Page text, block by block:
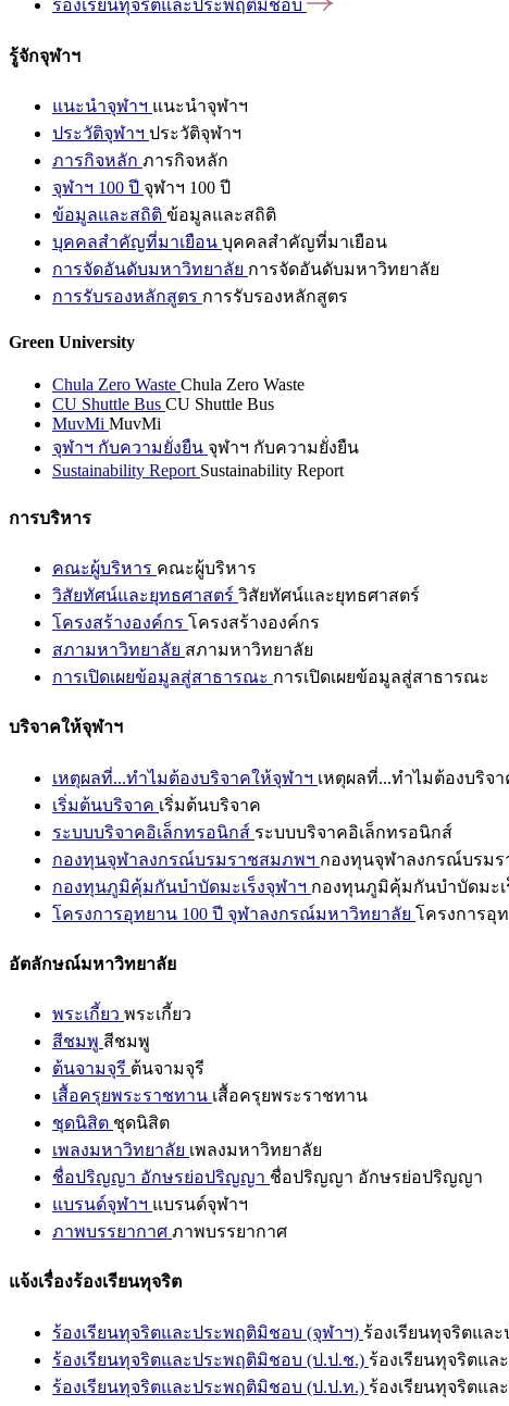
ร้องเรียนทุจริตและประพฤติมิชอบ
รู้จักจุฬาฯ
แนะนำจุฬาฯ แนะนำจุฬาฯ
ประวัติจุฬาฯ ประวัติจุฬาฯ
ภารกิจหลัก ภารกิจหลัก
จุฬาฯ 100 ปี จุฬาฯ 100 ปี
ข้อมูลและสถิติ ข้อมูลและสถิติ
บุคคลสำคัญที่มาเยือน บุคคลสำคัญที่มาเยือน
การจัดอันดับมหาวิทยาลัย การจัดอันดับมหาวิทยาลัย
การรับรองหลักสูตร การรับรองหลักสูตร
Green University
Chula Zero Waste Chula Zero Waste
CU Shuttle Bus CU Shuttle Bus
MuvMi MuvMi
จุฬาฯ กับความยั่งยืน จุฬาฯ กับความยั่งยืน
Sustainability Report Sustainability Report
การบริหาร
คณะผู้บริหาร คณะผู้บริหาร
วิสัยทัศน์และยุทธศาสตร์ วิสัยทัศน์และยุทธศาสตร์
โครงสร้างองค์กร โครงสร้างองค์กร
สภามหาวิทยาลัย สภามหาวิทยาลัย
การเปิดเผยข้อมูลสู่สาธารณะ การเปิดเผยข้อมูลสู่สาธารณะ
บริจาคให้จุฬาฯ
เหตุผลที่...ทำไมต้องบริจาคให้จุฬาฯ เหตุผลที่...ทำไมต้องบริจ
เริ่มต้นบริจาค เริ่มต้นบริจาค
ระบบบริจาคอิเล็กทรอนิกส์ ระบบบริจาคอิเล็กทรอนิกส์
กองทุนจุฬาลงกรณ์บรมราชสมภพฯ กองทุนจุฬาลงกรณ์บรม
กองทุนภูมิคุ้มกันบำบัดมะเร็งจุฬาฯ กองทุนภูมิคุ้มกันบำบัดมะเ
โครงการอุทยาน 100 ปี จุฬาลงกรณ์มหาวิทยาลัย โครงการอุ
อัตลักษณ์มหาวิทยาลัย
พระเกี้ยว พระเกี้ยว
สีชมพู สีชมพู
ต้นจามจุรี ต้นจามจุรี
เสื้อครุยพระราชทาน เสื้อครุยพระราชทาน
ชุดนิสิต ชุดนิสิต
เพลงมหาวิทยาลัย เพลงมหาวิทยาลัย
ชื่อปริญญา อักษรย่อปริญญา ชื่อปริญญา อักษรย่อปริญญา
แบรนด์จุฬาฯ แบรนด์จุฬาฯ
ภาพบรรยากาศ ภาพบรรยากาศ
แจ้งเรื่องร้องเรียนทุจริต
ร้องเรียนทุจริตและประพฤติมิชอบ (จุฬาฯ) ร้องเรียนทุจริตแล
ร้องเรียนทุจริตและประพฤติมิชอบ (ป.ป.ช.) ร้องเรียนทุจริตแ
ร้องเรียนทุจริตและประพฤติมิชอบ (ป.ป.ท.) ร้องเรียนทุจริตแ